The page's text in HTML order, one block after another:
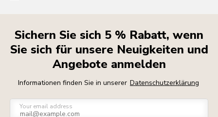
Sichern Sie sich 5 % Rabatt, wenn
Sie sich für unsere Neuigkeiten und
Angebote anmelden
Informationen finden Sie in unserer Datenschutzerklärung
Your email address